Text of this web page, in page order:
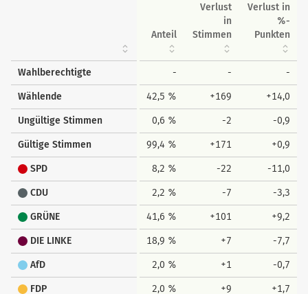
Anteil
Verlust
in
Stimmen
Verlust in
%-
Punkten
Wahlberechtigte - - -
Wählende 42,5 % +169 +14,0
Ungültige Stimmen 0,6 % -2 -0,9
Gültige Stimmen 99,4 % +171 +0,9
SPD 8,2 % -22 -11,0
CDU 2,2 % -7 -3,3
GRÜNE 41,6 % +101 +9,2
DIE LINKE 18,9 % +7 -7,7
AfD 2,0 % +1 -0,7
FDP 2,0 % +9 +1,7